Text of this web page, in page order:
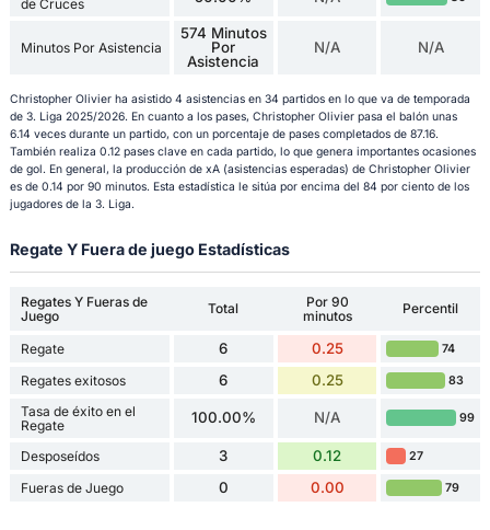
de Cruces
Minutos Por Asistencia
574 Minutos
Por
Asistencia
N/A N/A
Christopher Olivier ha asistido 4 asistencias en 34 partidos en lo que va de temporada
de 3. Liga 2025/2026. En cuanto a los pases, Christopher Olivier pasa el balón unas
6.14 veces durante un partido, con un porcentaje de pases completados de 87.16.
También realiza 0.12 pases clave en cada partido, lo que genera importantes ocasiones
de gol. En general, la producción de xA (asistencias esperadas) de Christopher Olivier
es de 0.14 por 90 minutos. Esta estadística le sitúa por encima del 84 por ciento de los
jugadores de la 3. Liga.
Regate Y Fuera de juego Estadísticas
Regates Y Fueras de
Juego
Total
Por 90
minutos
Percentil
Regate 6 0.25 74
Regates exitosos 6 0.25 83
Tasa de éxito en el
Regate
100.00% N/A 99
Desposeídos 3 0.12 27
Fueras de Juego 0 0.00 79